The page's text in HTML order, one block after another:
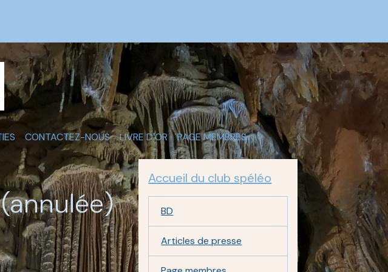
CONTACTEZ-NOUS LIVRE D'OR PAGE MEMBRES
(annulée)
Accueil du club spéléo
BD
Articles de presse